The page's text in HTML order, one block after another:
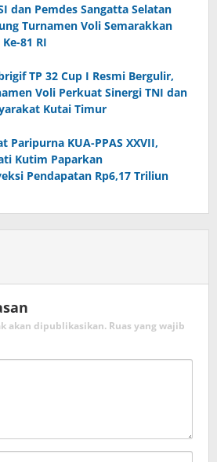
dan Pemdes Sangatta Selatan
Turnamen Voli Semarakkan
Ke-81 RI
TP 32 Cup I Resmi Bergulir,
Voli Perkuat Sinergi TNI dan
Kutai Timur
Paripurna KUA-PPAS XXVII,
Kutim Paparkan
Pendapatan Rp6,17 Triliun
akan dipublikasikan. Ruas yang wajib